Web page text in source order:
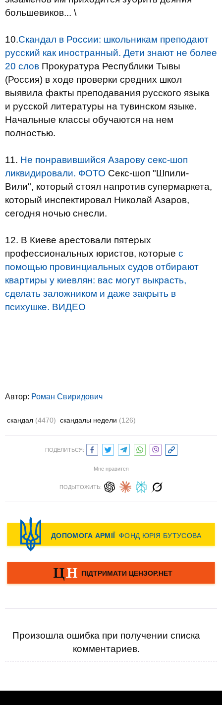
большевиков... \
10.Скандал в России: школьникам преподают
русский как иностранный. Дети знают не более
20 слов Прокуратура Республики Тывы
(Россия) в ходе проверки средних школ
выявила факты преподавания русского языка
и русской литературы на тувинском языке.
Начальные классы обучаются на нем
полностью.
11. Не понравившийся Азарову секс-шоп
ликвидировали. ФОТО Секс-шоп "Шпили-
Вили", который стоял напротив супермаркета,
который инспектировал Николай Азаров,
сегодня ночью снесли.
12. В Киеве арестовали пятерых
профессиональных юристов, которые с
помощью провинциальных судов отбирают
квартиры у киевлян: вас могут выкрасть,
сделать заложником и даже закрыть в
психушке. ВИДЕО
Автор: Роман Свиридович
скандал (4470) скандалы недели (126)
ПОДЕЛИТЬСЯ:
Мне нравится
ПОДЫТОЖИТЬ:
Произошла ошибка при получении списка
комментариев.